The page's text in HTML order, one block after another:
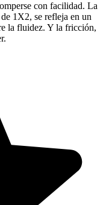
con facilidad. La
1X2, se refleja en un
la fluidez. Y la fricción,